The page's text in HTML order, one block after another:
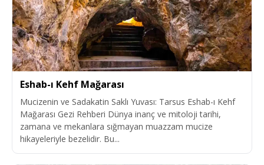
Eshab-ı Kehf Mağarası
Mucizenin ve Sadakatin Saklı Yuvası: Tarsus Eshab-ı Kehf
Mağarası Gezi Rehberi Dünya inanç ve mitoloji tarihi,
zamana ve mekanlara sığmayan muazzam mucize
hikayeleriyle bezelidir. Bu...